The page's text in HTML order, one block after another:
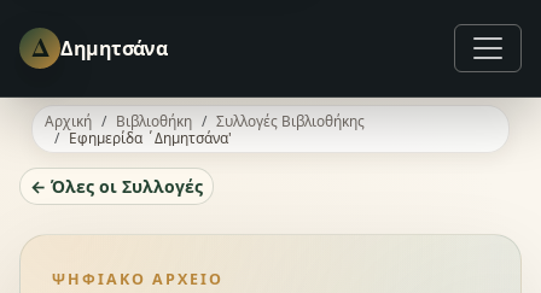
Δ Δημητσάνα
Αρχική Βιβλιοθήκη
Συλλογές Βιβλιοθήκης
Εφημερίδα ΄Δημητσάνα'
← Όλες οι Συλλογές
ΨΗΦΙΑΚΌ ΑΡΧΕΊΟ